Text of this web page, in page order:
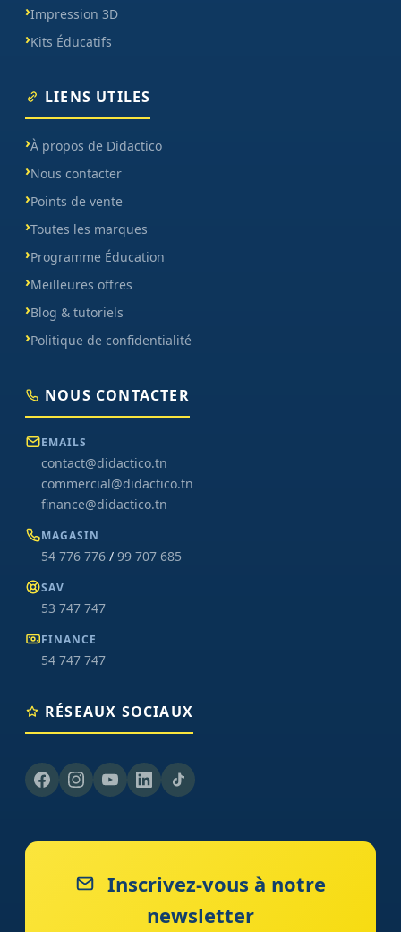
Impression 3D
Kits Éducatifs
LIENS UTILES
À propos de Didactico
Nous contacter
Points de vente
Toutes les marques
Programme Éducation
Meilleures offres
Blog & tutoriels
Politique de confidentialité
NOUS CONTACTER
EMAILS
contact@didactico.tn
commercial@didactico.tn
finance@didactico.tn
MAGASIN
54 776 776 / 99 707 685
SAV
53 747 747
FINANCE
54 747 747
RÉSEAUX SOCIAUX
Inscrivez-vous à notre
newsletter